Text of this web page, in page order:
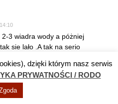
2-3 wiadra wody a póżniej
sie lało .A tak na serio
dzięki którym nasz serwis
PRYWATNOŚCI / RODO